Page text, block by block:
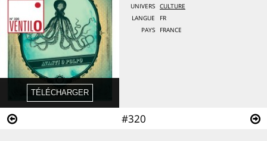
#320
UNIVERS
CULTURE
LANGUE
FR
PAYS
FRANCE